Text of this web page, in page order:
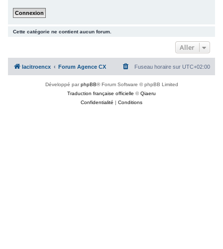
Cette catégorie ne contient aucun forum.
Aller
lacitroencx Forum Agence CX Fuseau horaire sur UTC+02:00
Développé parphpBB® Forum Software © phpBB Limited
Traduction française officielle ©Qiaeru
Confidentialité | Conditions